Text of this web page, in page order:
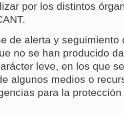
por los distintos
de alerta y seguimiento
no se han producido
leve, en los que
algunos medios o
para la